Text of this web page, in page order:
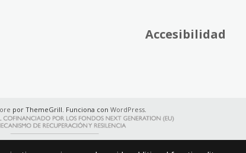
Accesibilidad
por ThemeGrill. Funciona con WordPress.